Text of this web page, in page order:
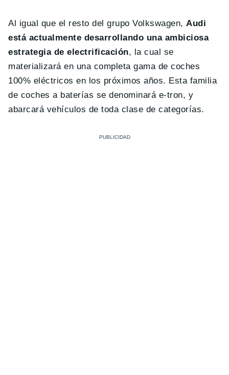
Al igual que el resto del grupo Volkswagen, Audi
está actualmente desarrollando una ambiciosa
estrategia de electrificación, la cual se
materializará en una completa gama de coches
100% eléctricos en los próximos años. Esta familia
de coches a baterías se denominará e-tron, y
abarcará vehículos de toda clase de categorías.